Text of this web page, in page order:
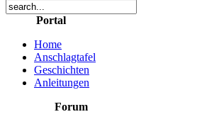
Portal
Home
Anschlagtafel
Geschichten
Anleitungen
Forum